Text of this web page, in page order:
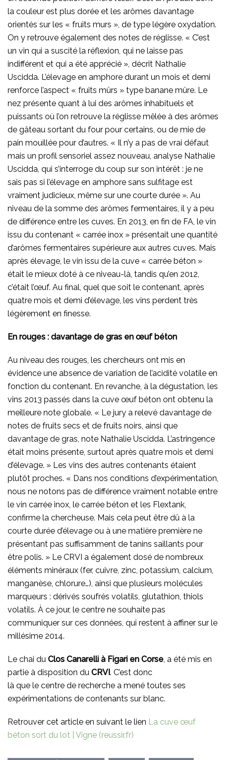
la couleur est plus dorée et les arômes davantage
orientés sur les « fruits murs », de type légère oxydation.
On y retrouve également des notes de réglisse. « C’est
un vin qui a suscité la réflexion, qui ne laisse pas
indifférent et qui a été apprécié », décrit Nathalie
Uscidda. L’élevage en amphore durant un mois et demi
renforce l’aspect « fruits mûrs » type banane mûre. Le
nez présente quant à lui des arômes inhabituels et
puissants où l’on retrouve la réglisse mêlée à des arômes
de gâteau sortant du four pour certains, ou de mie de
pain mouillée pour d’autres. « Il n’y a pas de vrai défaut
mais un profil sensoriel assez nouveau, analyse Nathalie
Uscidda, qui s’interroge du coup sur son intérêt : je ne
sais pas si l’élevage en amphore sans sulfitage est
vraiment judicieux, même sur une courte durée ». Au
niveau de la somme des arômes fermentaires, il y a peu
de différence entre les cuves. En 2013, en fin de FA, le vin
issu du contenant « carrée inox » présentait une quantité
d’arômes fermentaires supérieure aux autres cuves. Mais
après élevage, le vin issu de la cuve « carrée béton »
était le mieux doté à ce niveau-là, tandis qu’en 2012,
c’était l’œuf. Au final, quel que soit le contenant, après
quatre mois et demi d’élevage, les vins perdent très
légèrement en finesse.
En rouges : davantage de gras en œuf béton
Au niveau des rouges, les chercheurs ont mis en
évidence une absence de variation de l’acidité volatile en
fonction du contenant. En revanche, à la dégustation, les
vins 2013 passés dans la cuve œuf béton ont obtenu la
meilleure note globale. « Le jury a relevé davantage de
notes de fruits secs et de fruits noirs, ainsi que
davantage de gras, note Nathalie Uscidda. L’astringence
était moins présente, surtout après quatre mois et demi
d’élevage. » Les vins des autres contenants étaient
plutôt proches. « Dans nos conditions d’expérimentation,
nous ne notons pas de différence vraiment notable entre
le vin carrée inox, le carrée béton et les Flextank,
confirme la chercheuse. Mais cela peut être dû à la
courte durée d’élevage ou à une matière première ne
présentant pas suffisamment de tanins saillants pour
être polis. » Le CRVI a également dosé de nombreux
éléments minéraux (fer, cuivre, zinc, potassium, calcium,
manganèse, chlorure…), ainsi que plusieurs molécules
marqueurs : dérivés soufrés volatils, glutathion, thiols
volatils. À ce jour, le centre ne souhaite pas
communiquer sur ces données, qui restent à affiner sur le
millésime 2014.
Le chai du Clos Canarelli à Figari en Corse , a été mis en
partie à disposition du CRVI. C’est donc
là que le centre de recherche a mené toutes ses
expérimentations de contenants sur blanc.
Retrouver cet article en suivant le lien La cuve œuf
béton sort du lot | Vigne (reussir.fr)